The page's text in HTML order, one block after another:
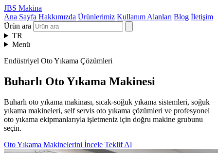
JBS Makina
Ana Sayfa Hakkımızda Ürünlerimiz Kullanım Alanları Blog İletişim
Ürün ara
TR
Menü
Endüstriyel Oto Yıkama Çözümleri
Buharlı Oto Yıkama Makinesi
Buharlı oto yıkama makinası, sıcak-soğuk yıkama sistemleri, soğuk
yıkama makineleri, self servis oto yıkama çözümleri ve profesyonel
oto yıkama ekipmanlarıyla işletmeniz için doğru makine grubunu
seçin.
Oto Yıkama Makinelerini İncele Teklif Al